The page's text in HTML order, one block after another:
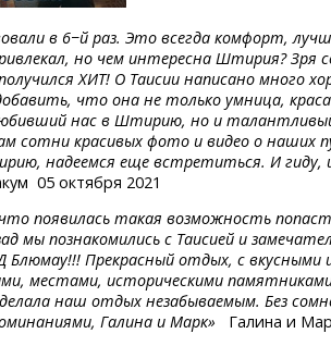
в 6−й раз. Это всегда комфорт,
но чем интересна Штирия? Зря
ХИТ! О Таисии написано много
что она не только умница,
нас в Штирию, но и
сотни красивых фото и видео о наших
надеемся еще встретиться. И гиду,
05 октября 2021
появилась такая возможность
мы познакомились с Таисией и
Прекрасный отдых, с вкусными
местами, историческими
наш отдых незабываемым. Без
Галина и Марк» Галина и